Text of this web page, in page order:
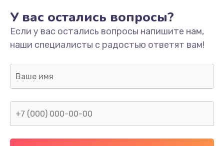
У вас остались вопросы?
Если у вас остались вопросы напишите нам,
наши специалисты с радостью ответят вам!